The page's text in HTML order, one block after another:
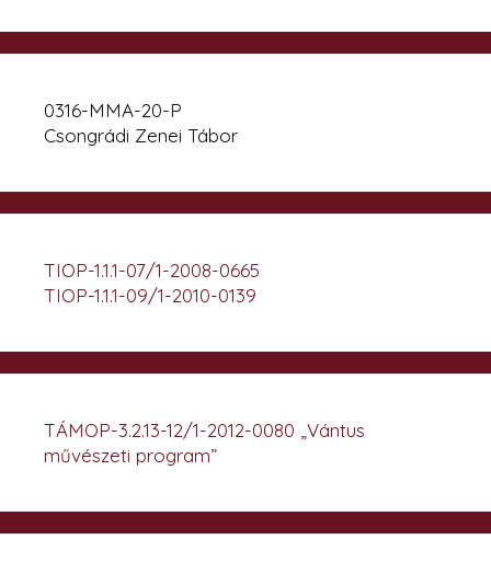
0316-MMA-20-P
Csongrádi Zenei Tábor
TIOP-1.1.1-07/1-2008-0665
TIOP-1.1.1-09/1-2010-0139
TÁMOP-3.2.13-12/1-2012-0080 „Vántus
művészeti program”